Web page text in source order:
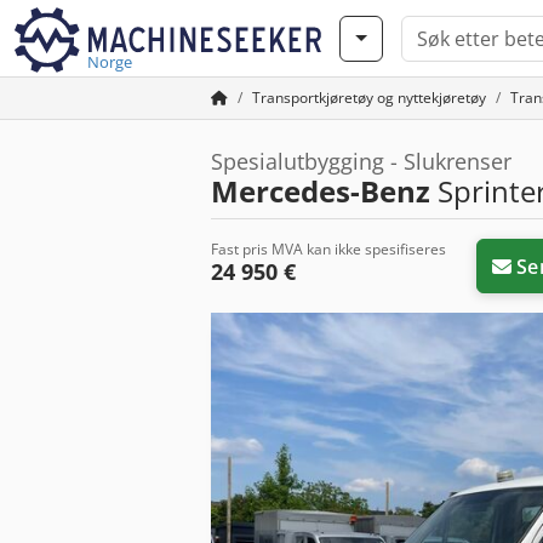
Norge
Transportkjøretøy og nyttekjøretøy
Spesialutbygging - Slukrenser
Mercedes-Benz
Fast pris MVA kan ikke spesifiseres
24 950 €